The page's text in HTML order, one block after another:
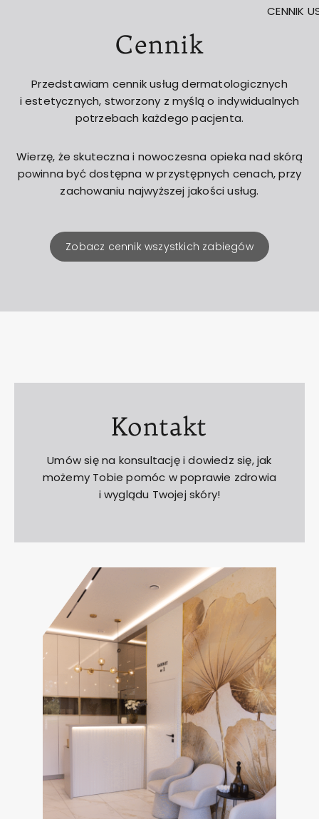
CENNIK
Cennik
Przedstawiam cennik usług dermatologicznych
i estetycznych, stworzony z myślą o indywidualnych
potrzebach każdego pacjenta.
Wierzę, że skuteczna i nowoczesna opieka nad skórą
powinna być dostępna w przystępnych cenach, przy
zachowaniu najwyższej jakości usług.
Zobacz cennik wszystkich zabiegów
Kontakt
Umów się na konsultację i dowiedz się, jak
możemy Tobie pomóc w poprawie zdrowia
i wyglądu Twojej skóry!